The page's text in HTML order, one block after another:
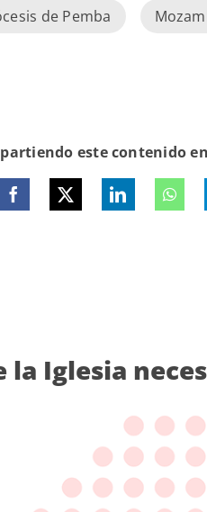
de Pemba
este contenido
Iglesia